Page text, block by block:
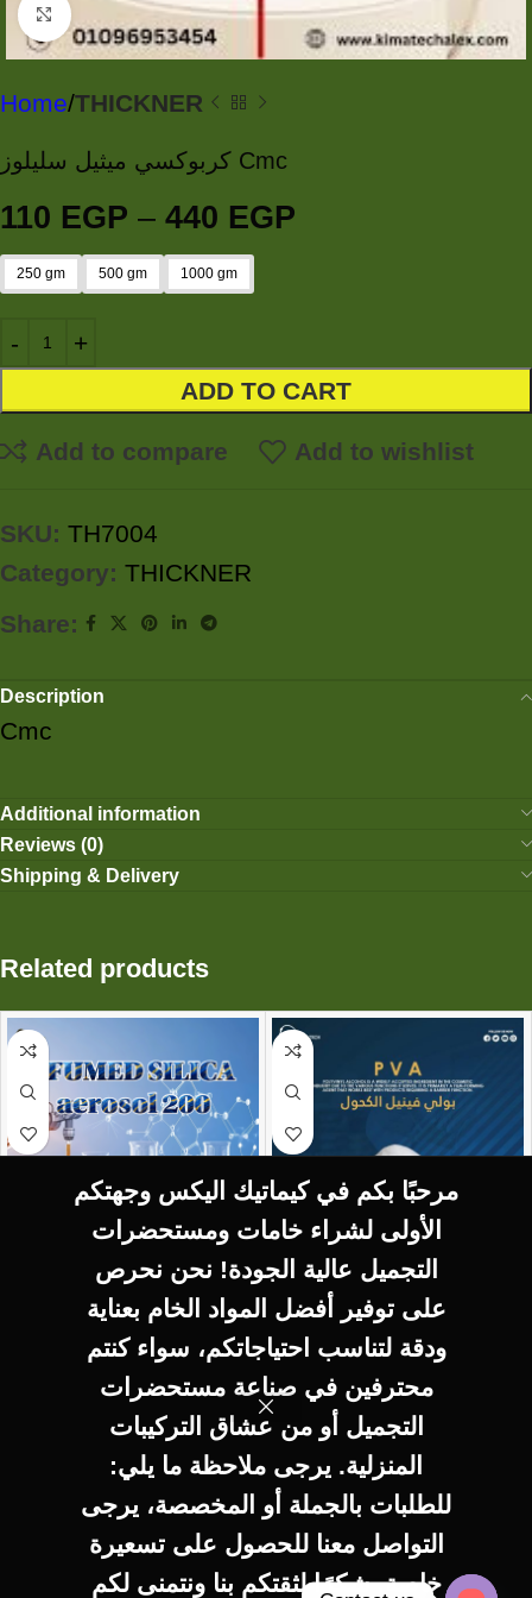
مرحبًا بكم في كيماتيك اليكس وجهتكم
الأولى لشراء خامات ومستحضرات
التجميل عالية الجودة! نحن نحرص
على توفير أفضل المواد الخام بعناية
ودقة لتناسب احتياجاتكم، سواء كنتم
محترفين في صناعة مستحضرات
التجميل أو من عشاق التركيبات
المنزلية. يرجى ملاحظة ما يلي:
للطلبات بالجملة أو المخصصة، يرجى
التواصل معنا للحصول على تسعيرة
خاصة. شكرًا لثقتكم بنا ونتمنى لكم
Click to enlarge
Home THICKNER
كربوكسي ميثيل سليلوز Cmc
110 EGP – 440 EGP
250 gm 500 gm 1000 gm
ADD TO CART
Add to compare Add to wishlist
SKU: TH7004
Category: THICKNER
Share:
Description
Cmc
Additional information
Reviews (0)
Shipping & Delivery
Related products
SELECT OPTIONS
FUMED SILICA
aerosol 200
THICKNER
EGP – 700EGP
SELECT OPTIONS
P V A – P V A
THICKNER
100 EGP 400